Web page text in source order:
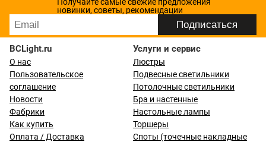
новинки, советы, рекомендации
BCLight.ru
О нас
Пользовательское
соглашение
Новости
Фабрики
Как купить
Оплата / Доставка
Услуги и сервис
Люстры
Подвесные светильники
Потолочные светильники
Бра и настенные
Настольные лампы
Торшеры
Споты (точечные накладные